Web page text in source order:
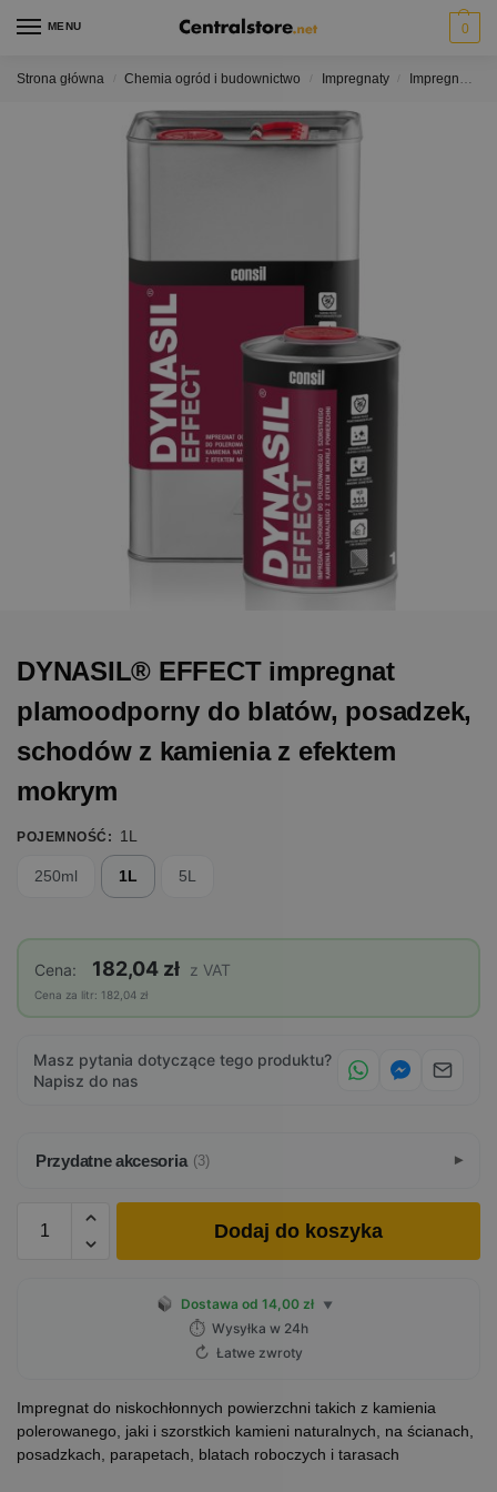
MENU 0
Strona główna Chemia ogród i budownictwo Impregnaty Impregnaty do kamienia efekt mokry
DYNASIL® EFFECT impregnat
plamoodporny do blatów, posadzek,
schodów z kamienia z efektem
mokrym
POJEMNOŚĆ : 1L
250ml 1L 5L
Cena: 182,04 zł z VAT
Cena za litr: 182,04 zł
Masz pytania dotyczące tego produktu?
Napisz do nas
Przydatne akcesoria (3)
Dodaj do koszyka
Dostawa od 14,00 zł ▼
⏱ Wysyłka w 24h
↻ Łatwe zwroty
Impregnat do niskochłonnych powierzchni takich z kamienia
polerowanego, jaki i szorstkich kamieni naturalnych, na ścianach,
posadzkach, parapetach, blatach roboczych i tarasach